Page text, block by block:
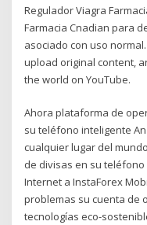
Regulador Viagra
Farmacia Cnadian para
asociado con uso
upload original content,
the world on YouTube.
Ahora plataforma de
su teléfono inteligente
cualquier lugar del
de divisas en su
Internet a InstaForex
problemas su cuenta de
tecnologías eco-